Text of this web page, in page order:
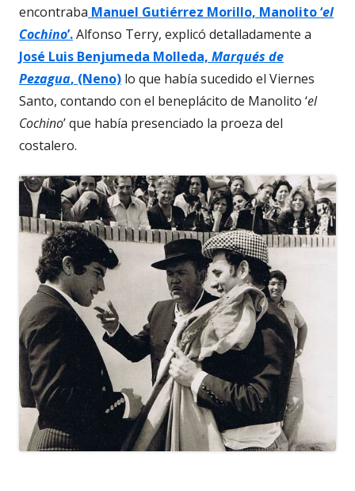
encontraba Manuel Gutiérrez Morillo, Manolito ‘el
Cochino’.Alfonso Terry, explicó detalladamente a
José Luis Benjumeda Molleda, Marqués de
Pezagua, (Neno) lo que había sucedido el Viernes
Santo, contando con el beneplácito de Manolito ‘el
Cochino’ que había presenciado la proeza del
costalero.